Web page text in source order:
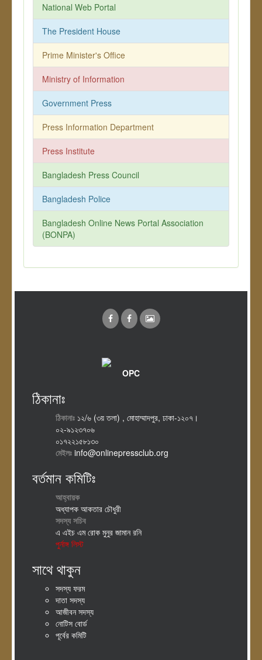
National Web Portal
The President House
Prime Minister's Office
Ministry of Information
Government Press
Press Information Department
Press Institute
Bangladesh Press Council
Bangladesh Police
Bangladesh Online News Portal Association
(BONPA)
OPC
ঠিকানাঃ
ঠিকানাঃ ১২/৬ (৩য় তলা) , মোহাম্মাদপুর, ঢাকা-১২০৭।
০২-৯১২৩৭০৬
০১৭২২১৫৮১৩০
মেইলঃ info@onlinepressclub.org
বর্তমান কমিটিঃ
আহ্বায়ক
অধ্যাপক আকতার চৌধুরী
সদস্য সচিব
এ এইচ এম রোক মুনুর জামান রনি
পুর্নাঙ্গ লিস্ট
সাথে থাকুন
সদস্য ফরম
দাতা সদস্য
আজীবন সদস্য
নোটিস বোর্ড
পূর্বের কমিটি